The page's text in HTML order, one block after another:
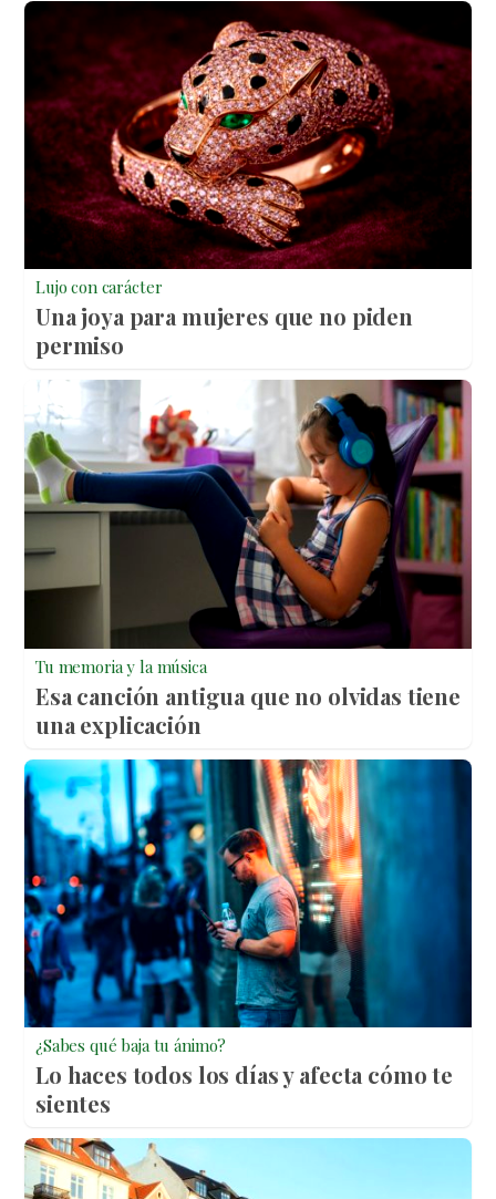
Lujo con carácter
Una joya para mujeres que no piden
permiso
Tu memoria y la música
Esa canción antigua que no olvidas tiene
una explicación
¿Sabes qué baja tu ánimo?
Lo haces todos los días y afecta cómo te
sientes